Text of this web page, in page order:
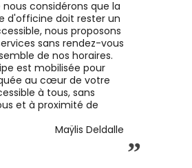
nous considérons que la
d'officine doit rester un
nous proposons
sans rendez-vous
de nos horaires.
est mobilisée pour
au cœur de votre
à tous, sans
et à proximité de
Maÿlis Deldalle
”